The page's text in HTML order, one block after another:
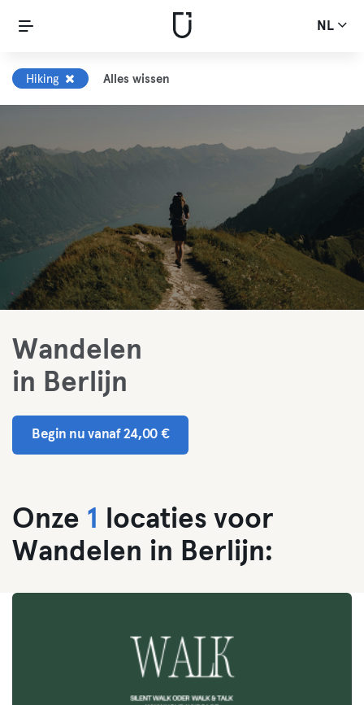
NL
Hiking Alles wissen
Wandelen
in Berlijn
Begin nu vanaf 24,00 €
Onze 1
locaties voor
Wandelen in Berlijn: